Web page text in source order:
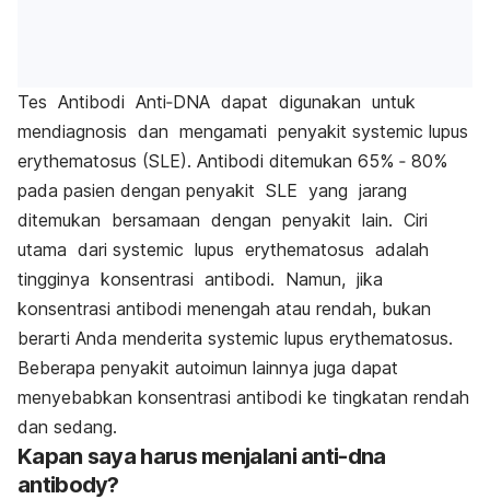
Tes Antibodi Anti‐DNA dapat digunakan untuk
mendiagnosis dan mengamati penyakit systemic lupus
erythematosus (SLE). Antibodi ditemukan 65% ‐ 80%
pada pasien dengan penyakit SLE yang jarang
ditemukan bersamaan dengan penyakit lain. Ciri
utama dari systemic lupus erythematosus adalah
tingginya konsentrasi antibodi. Namun, jika
konsentrasi antibodi menengah atau rendah, bukan
berarti Anda menderita systemic lupus erythematosus.
Beberapa penyakit autoimun lainnya juga dapat
menyebabkan konsentrasi antibodi ke tingkatan rendah
dan sedang.
Kapan saya harus menjalani anti-dna
antibody?